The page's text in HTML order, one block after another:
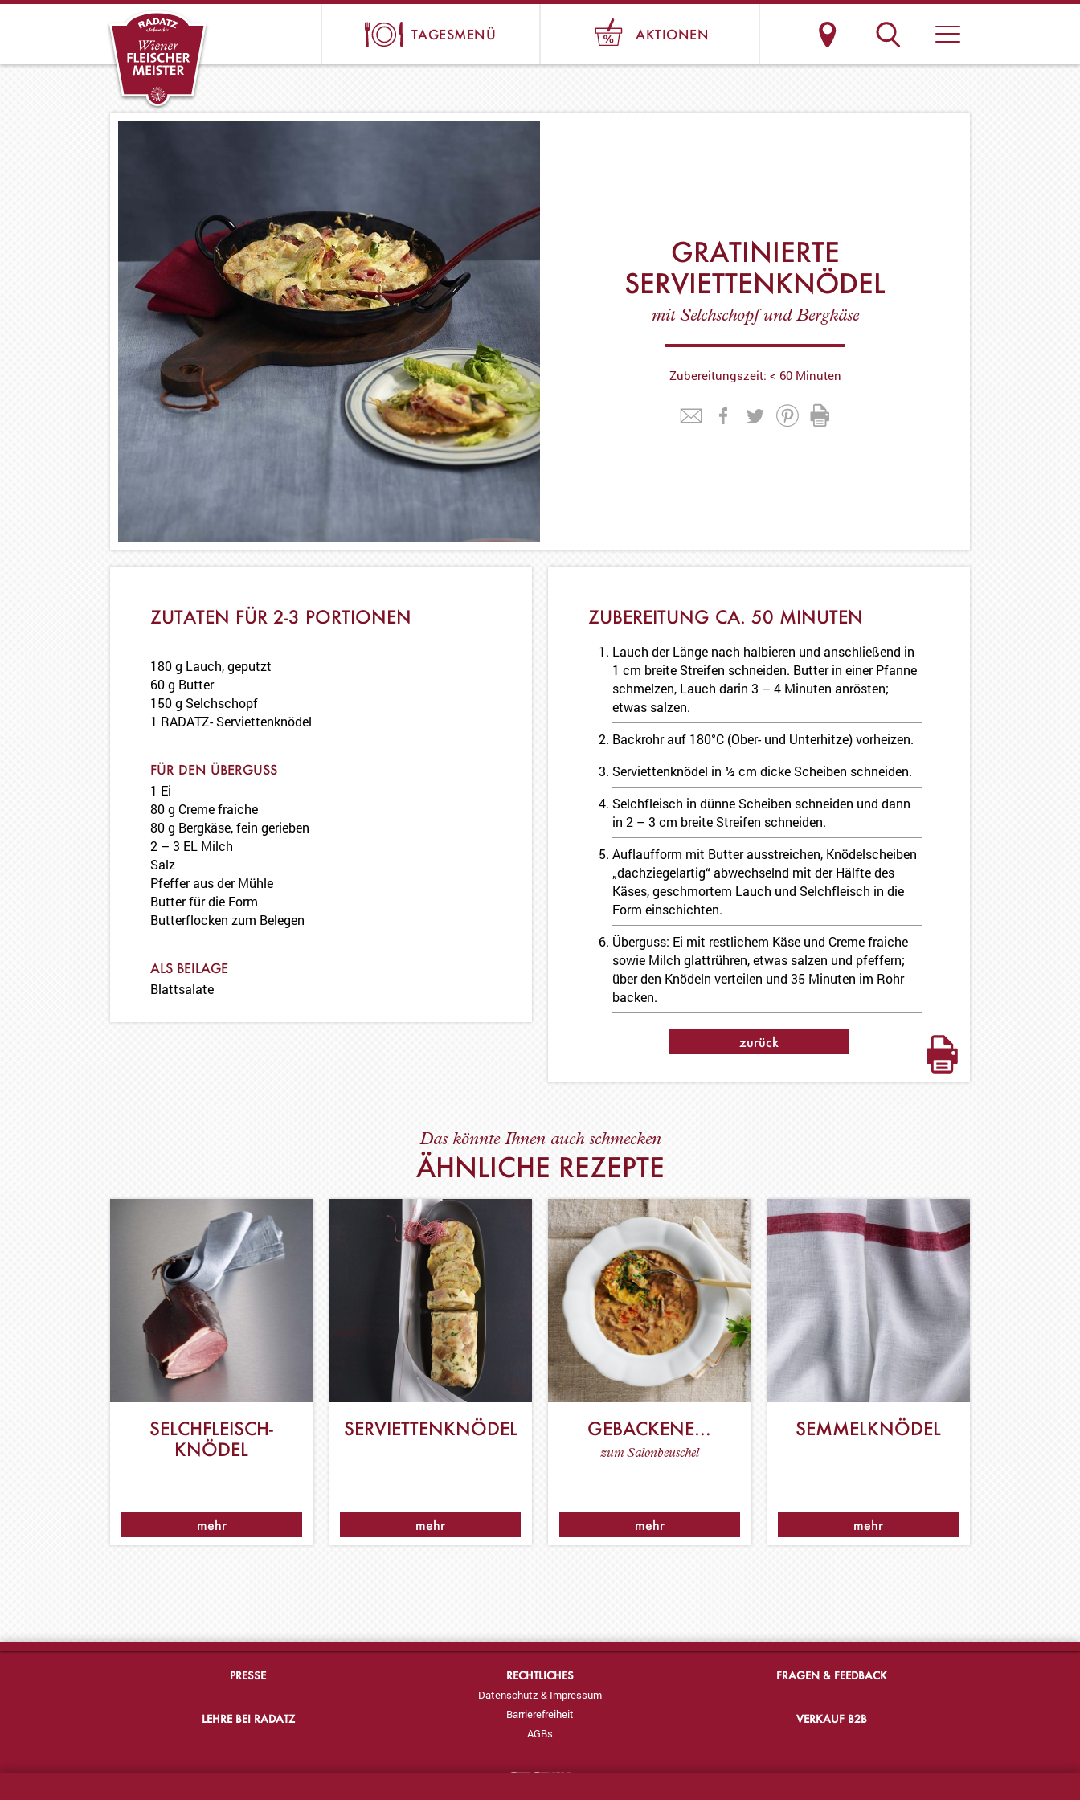
TAGESMENÜ AKTIONEN
GRATINIERTE
SERVIETTENKNÖDEL
mit Selchschopf und Bergkäse
Zubereitungszeit: < 60 Minuten
ZUTATEN FÜR 2-3 PORTIONEN
180 g Lauch, geputzt
60 g Butter
150 g Selchschopf
1 RADATZ- Serviettenknödel
FÜR DEN ÜBERGUSS
1 Ei
80 g Creme fraiche
80 g Bergkäse, fein gerieben
2 – 3 EL Milch
Salz
Pfeffer aus der Mühle
Butter für die Form
Butterflocken zum Belegen
ALS BEILAGE
Blattsalate
ZUBEREITUNG CA. 50 MINUTEN
Lauch der Länge nach halbieren und anschließend in
1 cm breite Streifen schneiden. Butter in einer Pfanne
schmelzen, Lauch darin 3 – 4 Minuten anrösten;
etwas salzen.
Backrohr auf 180°C (Ober- und Unterhitze) vorheizen.
Serviettenknödel in ½ cm dicke Scheiben schneiden.
Selchfleisch in dünne Scheiben schneiden und dann
in 2 – 3 cm breite Streifen schneiden.
Auflaufform mit Butter ausstreichen, Knödelscheiben
„dachziegelartig“ abwechselnd mit der Hälfte des
Käses, geschmortem Lauch und Selchfleisch in die
Form einschichten.
Überguss: Ei mit restlichem Käse und Creme fraiche
sowie Milch glattrühren, etwas salzen und pfeffern;
über den Knödeln verteilen und 35 Minuten im Rohr
backen.
zurück
Das könnte Ihnen auch schmecken
ÄHNLICHE REZEPTE
SELCHFLEISCH-
KNÖDEL
mehr
SERVIETTENKNÖDEL
mehr
GEBACKENE…
zum Salonbeuschel
mehr
SEMMELKNÖDEL
mehr
PRESSE
LEHRE BEI RADATZ
RECHTLICHES
Datenschutz & Impressum
Barrierefreiheit
AGBs
FRAGEN & FEEDBACK
VERKAUF B2B